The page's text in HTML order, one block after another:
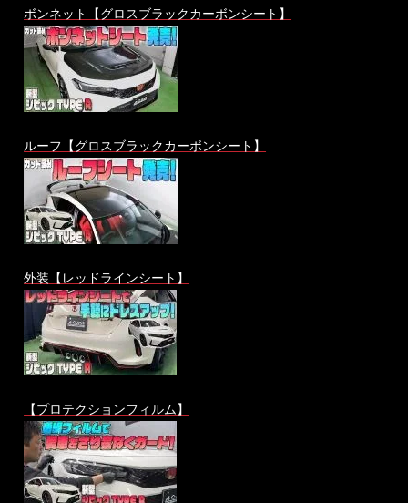
ボンネット【グロスブラックカーボンシート】
ルーフ【グロスブラックカーボンシート】
外装【レッドラインシート】
【プロテクションフィルム】